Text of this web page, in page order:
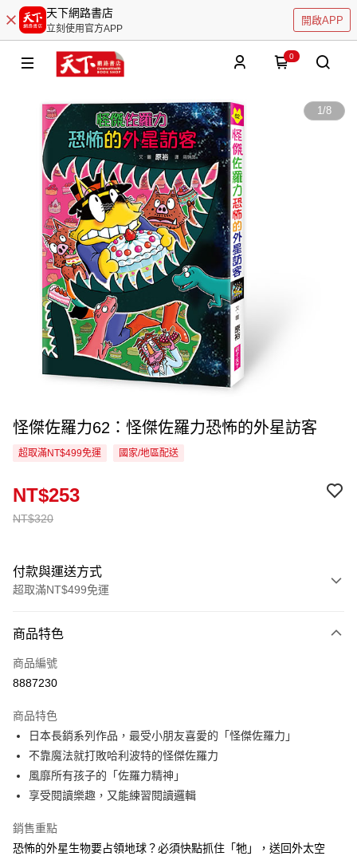
天下網路書店
立刻使用官方APP
開啟APP
0
1/8
怪傑佐羅力62：怪傑佐羅力恐怖的外星訪客
超取滿NT$499免運 國家/地區配送
NT$320
NT$253
付款與運送方式
超取滿NT$499免運
信用卡一次付款
超商取貨付款
Apple Pay
街口支付
悠遊付
ATM付款
商品特色
商品編號
8887230
商品特色
日本長銷系列作品，最受小朋友喜愛的「怪傑佐羅力」
不靠魔法就打敗哈利波特的怪傑佐羅力
風靡所有孩子的「佐羅力精神」
享受閱讀樂趣，又能練習閱讀邏輯
銷售重點
恐怖的外星生物要占領地球？必須快點抓住「牠」，送回外太空